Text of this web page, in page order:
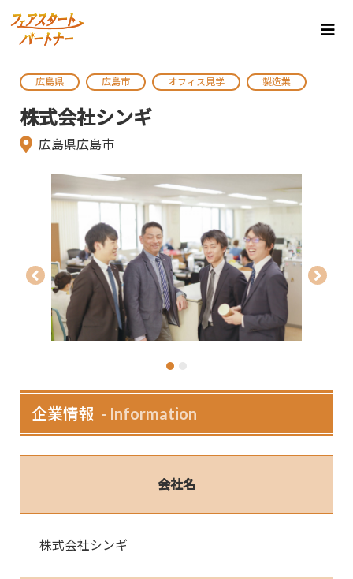
広島県 広島市 オフィス見学 製造業
株式会社シンギ
広島県広島市
企業情報 Information
会社名
株式会社シンギ